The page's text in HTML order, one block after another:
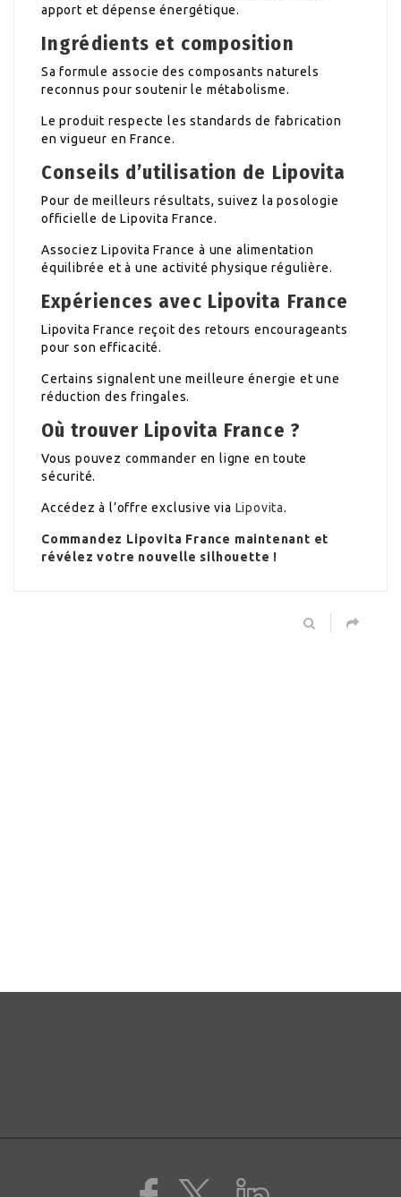
apport et dépense énergétique.
Ingrédients et composition
Sa formule associe des composants naturels
reconnus pour soutenir le métabolisme.
Le produit respecte les standards de fabrication
en vigueur en France.
Conseils d’utilisation de Lipovita
Pour de meilleurs résultats, suivez la posologie
officielle de Lipovita France.
Associez Lipovita France à une alimentation
équilibrée et à une activité physique régulière.
Expériences avec Lipovita France
Lipovita France reçoit des retours encourageants
pour son efficacité.
Certains signalent une meilleure énergie et une
réduction des fringales.
Où trouver Lipovita France ?
Vous pouvez commander en ligne en toute
sécurité.
Accédez à l’offre exclusive via Lipovita.
Commandez Lipovita France maintenant et
révélez votre nouvelle silhouette !